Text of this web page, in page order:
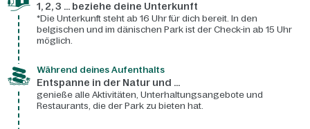
1, 2, 3 ... beziehe deine Unterkunft
*Die Unterkunft steht ab 16 Uhr für dich bereit. In den
belgischen und im dänischen Park ist der Check-in ab 15 Uhr
möglich.
Während deines Aufenthalts
Entspanne in der Natur und ...
genieße alle Aktivitäten, Unterhaltungsangebote und
Restaurants, die der Park zu bieten hat.